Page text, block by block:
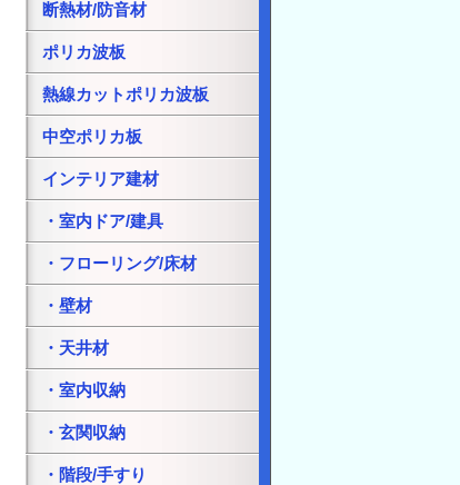
断熱材/防音材
ポリカ波板
熱線カットポリカ波板
中空ポリカ板
インテリア建材
・室内ドア/建具
・フローリング/床材
・壁材
・天井材
・室内収納
・玄関収納
・階段/手すり